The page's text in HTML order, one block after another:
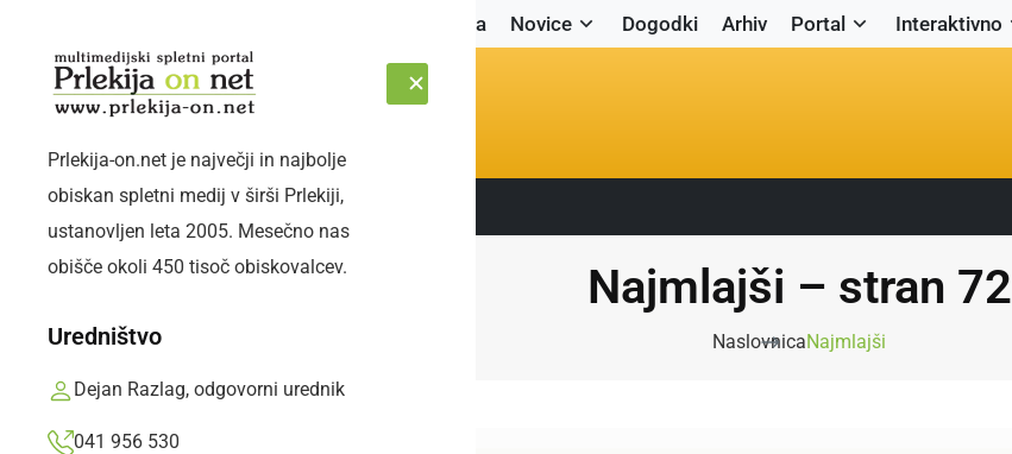
Naslovnica Novice Dogodki Arhiv Portal Interaktivno
ČETRTEK, 6. AVGUST 2026 Sledite nam:
Prlekija-on.net je največji in najbolje
obiskan spletni medij v širši Prlekiji,
ustanovljen leta 2005. Mesečno nas
obišče okoli 450 tisoč obiskovalcev.
Uredništvo
Dejan Razlag, odgovorni urednik
041 956 530
Najmlajši – stran 72
NaslovnicaNajmlajši